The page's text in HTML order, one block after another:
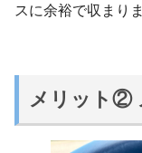
スに余裕で収まりま
メリット②